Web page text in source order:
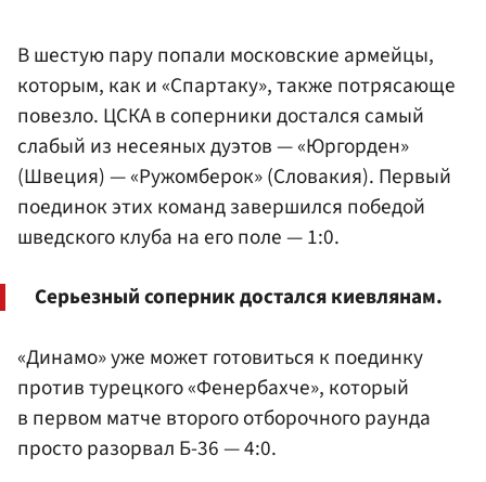
В шестую пару попали московские армейцы,
которым, как и «Спартаку», также потрясающе
повезло. ЦСКА в соперники достался самый
слабый из несеяных дуэтов — «Юргорден»
(Швеция) — «Ружомберок» (Словакия). Первый
поединок этих команд завершился победой
шведского клуба на его поле — 1:0.
Серьезный соперник достался киевлянам.
«Динамо» уже может готовиться к поединку
против турецкого «Фенербахче», который
в первом матче второго отборочного раунда
просто разорвал Б-36 — 4:0.